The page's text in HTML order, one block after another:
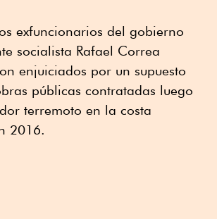
exfuncionarios del gobierno
socialista Rafael Correa
enjuiciados por un supuesto
públicas contratadas luego
terremoto en la costa
2016.